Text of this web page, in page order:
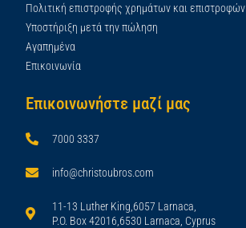
Πολιτική επιστροφής χρημάτων και επιστροφών
Υποστήριξη μετά την πώληση
Αγαπημένα
Επικοινωνία
Επικοινωνήστε μαζί μας
7000 3337
info@christoubros.com
11-13 Luther King,6057 Larnaca,
P.O. Box 42016,6530 Larnaca, Cyprus